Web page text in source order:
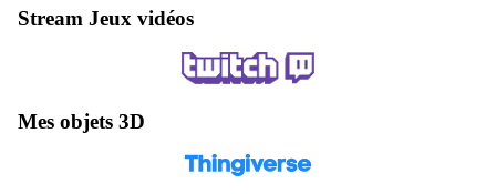
Stream Jeux vidéos
Mes objets 3D